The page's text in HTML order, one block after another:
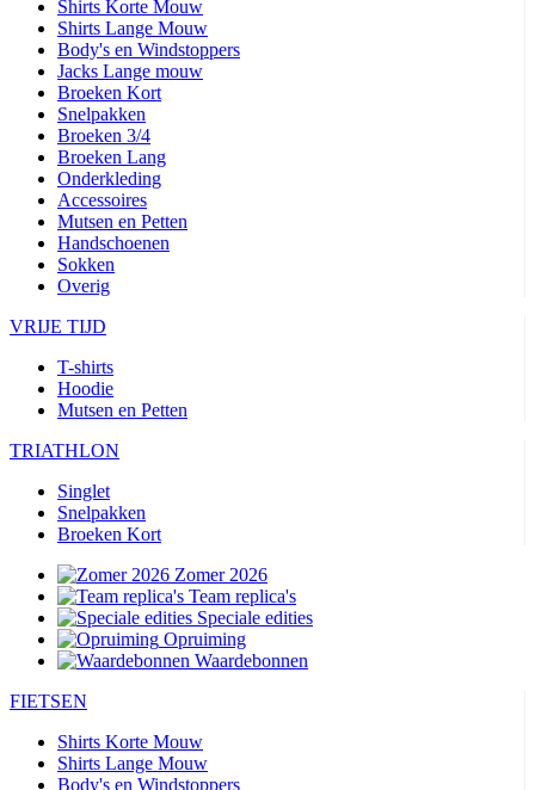
Shirts Korte Mouw
Shirts Lange Mouw
Body's en Windstoppers
Jacks Lange mouw
Broeken Kort
Snelpakken
Broeken 3/4
Broeken Lang
Onderkleding
Accessoires
Mutsen en Petten
Handschoenen
Sokken
Overig
VRIJE TIJD
T-shirts
Hoodie
Mutsen en Petten
TRIATHLON
Singlet
Snelpakken
Broeken Kort
Zomer 2026
Team replica's
Speciale edities
Opruiming
Waardebonnen
FIETSEN
Shirts Korte Mouw
Shirts Lange Mouw
Body's en Windstoppers